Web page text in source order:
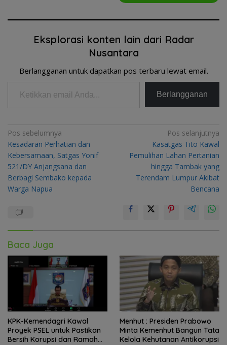
Eksplorasi konten lain dari Radar
Nusantara
Berlangganan untuk dapatkan pos terbaru lewat email.
Ketikkan email Anda...
Berlangganan
Navigasi
pos
Pos sebelumnya
Kesadaran Perhatian dan
Kebersamaan, Satgas Yonif
521/DY Anjangsana dan
Berbagi Sembako kepada
Warga Napua
Pos selanjutnya
Kasatgas Tito Kawal
Pemulihan Lahan Pertanian
hingga Tambak yang
Terendam Lumpur Akibat
Bencana
Baca Juga
KPK-Kemendagri Kawal
Proyek PSEL untuk Pastikan
Bersih Korupsi dan Ramah
Menhut : Presiden Prabowo
Minta Kemenhut Bangun Tata
Kelola Kehutanan Antikorupsi